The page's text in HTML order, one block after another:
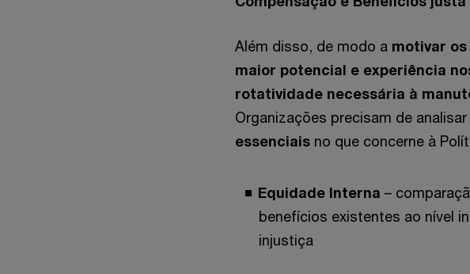
Além disso, de modo a motivar
maior potencial e experiência
rotatividade necessária à
Organizações precisam de
essenciais no que concerne à
Equidade Interna –
benefícios existentes ao nível
injustiça